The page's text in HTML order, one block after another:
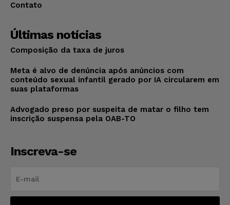
Contato
Últimas notícias
Composição da taxa de juros
Meta é alvo de denúncia após anúncios com
conteúdo sexual infantil gerado por IA circularem em
suas plataformas
Advogado preso por suspeita de matar o filho tem
inscrição suspensa pela OAB-TO
Inscreva-se